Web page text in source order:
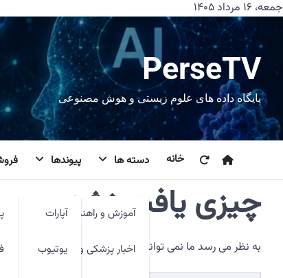
پرش
محتوا
جمعه، ۱۶ مرداد ۱۴۰۵
PerseTV
پایگاه داده های علوم زیستی و هوش مصنوعی
خانه دسته ها
آموزش و راهنما
اخبار پزشکی و فنآوری
پیوندها
آپارات
یوتیوب
چیزی یافت نشد.
به نظر می رسد ما نمی توانیم آنچه شما به دنبال آن هستید